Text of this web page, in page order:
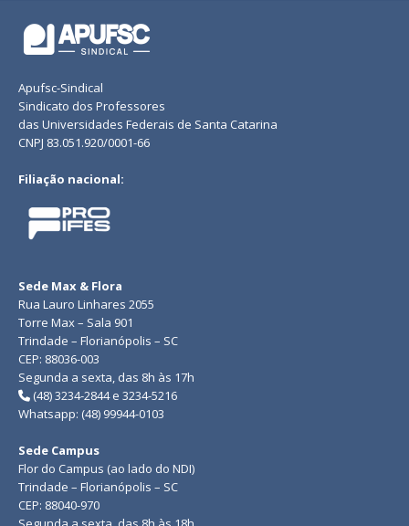
Apufsc-Sindical
Sindicato dos Professores
das Universidades Federais de Santa Catarina
CNPJ 83.051.920/0001-66
Filiação nacional:
Sede Max & Flora
Rua Lauro Linhares 2055
Torre Max – Sala 901
Trindade – Florianópolis – SC
CEP: 88036-003
Segunda a sexta, das 8h às 17h
(48) 3234-2844 e 3234-5216
Whatsapp: (48) 99944-0103
Sede Campus
Flor do Campus (ao lado do NDI)
Trindade – Florianópolis – SC
CEP: 88040-970